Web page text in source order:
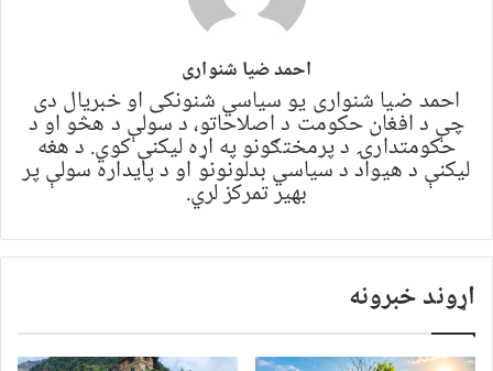
احمد ضیا شنواری
احمد ضیا شنواری یو سياسي شنونکی او خبریال دی
چې د افغان حکومت د اصلاحاتو، د سولې د هڅو او د
حکومتدارۍ د پرمختګونو په اړه لیکنې کوي. د هغه
لیکنې د هیواد د سیاسي بدلونونو او د پایداره سولې پر
بهیر تمرکز لري.
اړوند خبرونه